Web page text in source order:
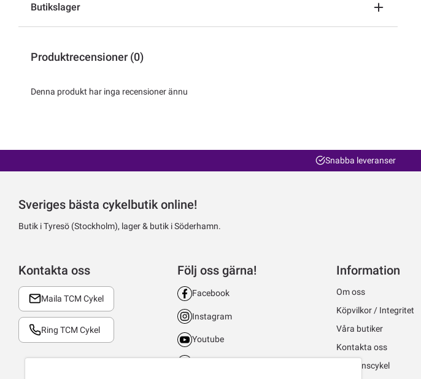
Butikslager
Produktrecensioner (0)
Denna produkt har inga recensioner ännu
Snabba leveranser
Sveriges bästa cykelbutik online!
Butik i Tyresö (Stockholm), lager & butik i Söderhamn.
Kontakta oss
Maila TCM Cykel
Ring TCM Cykel
Följ oss gärna!
Facebook
Instagram
Youtube
Information
Om oss
Köpvilkor / Integritet
Våra butiker
Kontakta oss
Förmånscykel